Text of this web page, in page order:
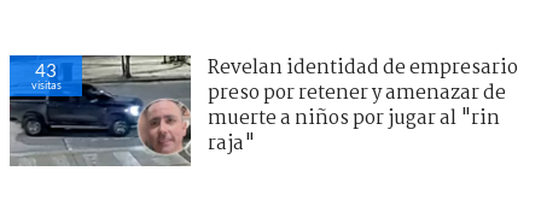
43
visitas
Revelan identidad de empresario
preso por retener y amenazar de
muerte a niños por jugar al "rin
raja"